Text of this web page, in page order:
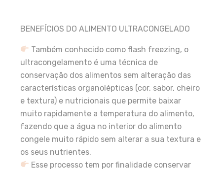
BENEFÍCIOS DO ALIMENTO ULTRACONGELADO
Também conhecido como flash freezing, o
ultracongelamento é uma técnica de
conservação dos alimentos sem alteração das
características organolépticas (cor, sabor, cheiro
e textura) e nutricionais que permite baixar
muito rapidamente a temperatura do alimento,
fazendo que a água no interior do alimento
congele muito rápido sem alterar a sua textura e
os seus nutrientes.
Esse processo tem por finalidade conservar